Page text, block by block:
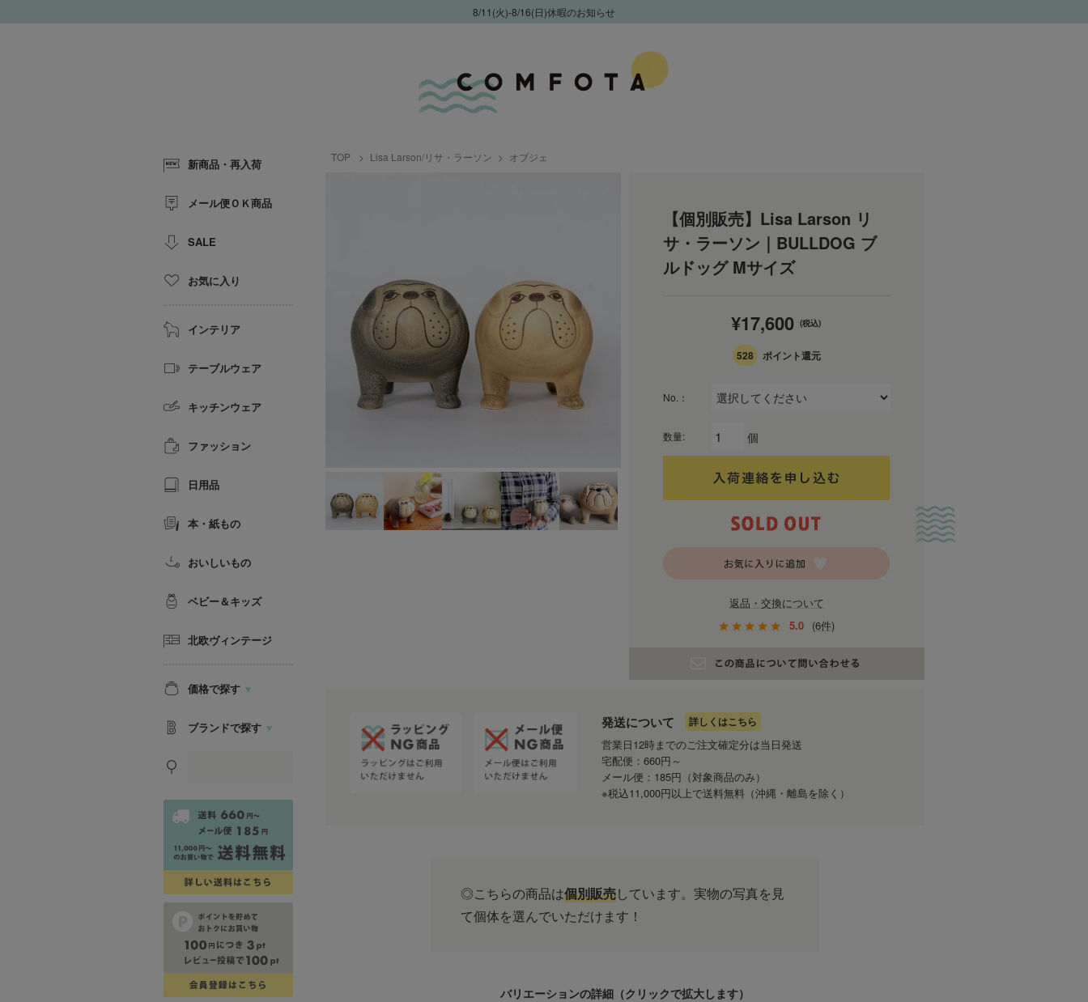
8/11(火)-8/16(日)休暇のお知らせ
TOP Lisa Larson/リサ・ラーソン オブジェ
【個別販売】Lisa Larson リ
サ・ラーソン｜BULLDOG ブ
ルドッグ Mサイズ
¥17,600 (税込)
528 ポイント還元
No.：
数量: 個
返品・交換について
5.0
(6件)
発送について 詳しくはこちら
営業日12時までのご注文確定分は当日発送
宅配便：660円～
メール便：185円（対象商品のみ）
※税込11,000円以上で送料無料（沖縄・離島を除く）
◎こちらの商品は個別販売しています。実物の写真を見
て個体を選んでいただけます！
バリエーションの詳細（クリックで拡大します）
新商品・再入荷
メール便ＯＫ商品
SALE
お気に入り
インテリア
テーブルウェア
キッチンウェア
ファッション
日用品
本・紙もの
おいしいもの
ベビー＆キッズ
北欧ヴィンテージ
価格で探す
ブランドで探す